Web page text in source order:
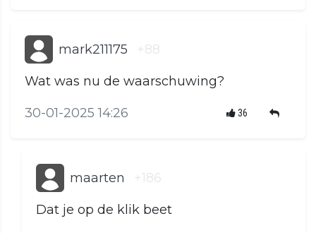
mark211175 +88
Wat was nu de waarschuwing?
30-01-2025 14:26 36
maarten +186
Dat je op de klik beet